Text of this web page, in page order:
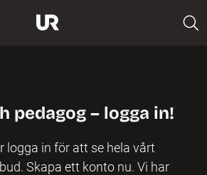
pedagog – logga in!
logga in för att se hela vårt
Skapa ett konto nu. Vi har